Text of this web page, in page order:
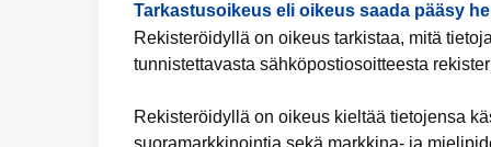
Tarkastusoikeus eli oikeus saada pääsy
Rekisteröidyllä on oikeus tarkistaa, mitä
tunnistettavasta sähköpostiosoitteesta
Rekisteröidyllä on oikeus kieltää tietojensa
suoramarkkinointia sekä markkina- ja